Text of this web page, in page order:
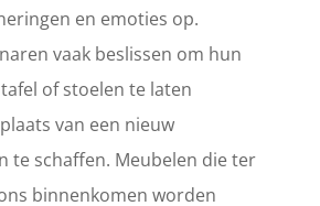
en emoties op.
vaak beslissen om hun
of stoelen te laten
van een nieuw
te schaffen. Meubelen die ter
binnenkomen worden